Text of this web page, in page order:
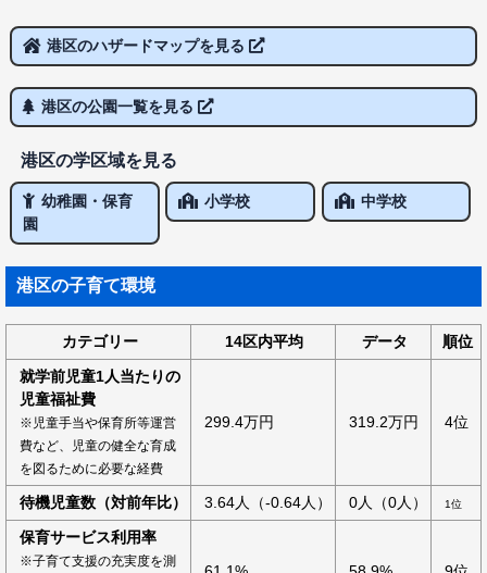
港区のハザードマップを見る
港区の公園一覧を見る
港区の学区域を見る
幼稚園・保育
園
小学校 中学校
港区の子育て環境
カテゴリー 14区内平均 データ
順位
就学前児童1人当たりの
児童福祉費
※児童手当や保育所等運営
費など、児童の健全な育成
を図るために必要な経費
299.4万円 319.2万円 4位
待機児童数（対前年比） 3.64人（-0.64人） 0人（0人） 1位
保育サービス利用率
※子育て支援の充実度を測